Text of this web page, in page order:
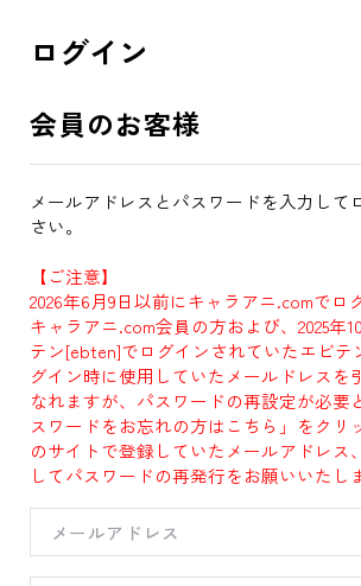
ログイン
会員のお客様
メールアドレスとパスワードを入力して
さい。
【ご注意】
2026年6月9日以前にキャラアニ.comでロ
キャラアニ.com会員の方および、2025年
テン[ebten]でログインされていたエビテ
グイン時に使用していたメールドレスを
なれますが、パスワードの再設定が必要
スワードをお忘れの方はこちら」をクリ
のサイトで登録していたメールアドレス
してパスワードの再発行をお願いいたし